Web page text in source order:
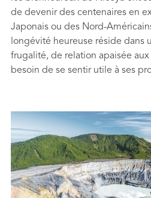
de devenir des centenaires en
Japonais ou des Nord-
longévité heureuse réside dans
frugalité, de relation apaisée
besoin de se sentir utile à ses